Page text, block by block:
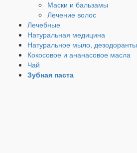
Маски и бальзамы
Лечение волос
Лечебные
Натуральная медицина
Натуральное мыло, дезодоранты
Кокосовое и ананасовое масла
Чай
Зубная паста